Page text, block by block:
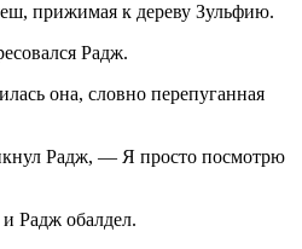
прижимая к дереву Зульфию.
Радж.
она, словно перепуганная
Радж, — Я просто посмотрю
Радж обалдел.